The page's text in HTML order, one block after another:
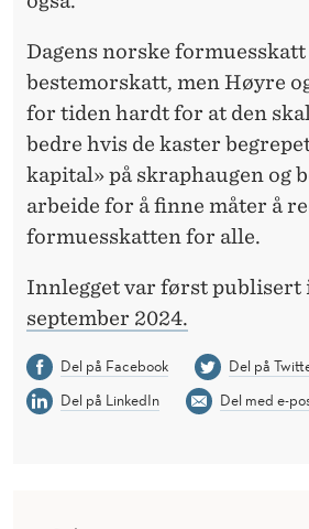
Dagens norske
bestemorskatt, men Høyre
for tiden hardt for at den
bedre hvis de kaster
kapital» på skraphaugen og
arbeide for å finne måter å
formuesskatten for alle.
Innlegget var først publisert
september 2024.
Del på Facebook
Del på
Del på LinkedIn
Del med e-